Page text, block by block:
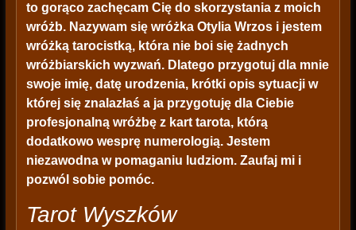
to gorąco zachęcam Cię do skorzystania z moich
wróżb. Nazywam się wróżka Otylia Wrzos i jestem
wróżką tarocistką, która nie boi się żadnych
wróżbiarskich wyzwań. Dlatego przygotuj dla mnie
swoje imię, datę urodzenia, krótki opis sytuacji w
której się znalazłaś a ja przygotuję dla Ciebie
profesjonalną wróżbę z kart tarota, którą
dodatkowo wesprę numerologią. Jestem
niezawodna w pomaganiu ludziom. Zaufaj mi i
pozwól sobie pomóc.
Tarot Wyszków